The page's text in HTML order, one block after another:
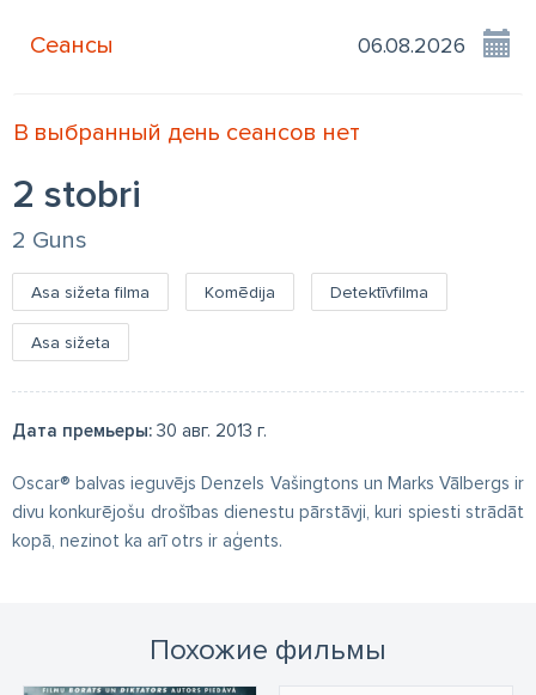
Сеансы
В выбранный день сеансов нет
2 stobri
2 Guns
Asa sižeta filma Komēdija Detektīvfilma
Asa sižeta
Дата премьеры: 30 авг. 2013 г.
Oscar® balvas ieguvējs Denzels Vašingtons un Marks Vālbergs ir
divu konkurējošu drošības dienestu pārstāvji, kuri spiesti strādāt
kopā, nezinot ka arī otrs ir aģents.
Похожие фильмы